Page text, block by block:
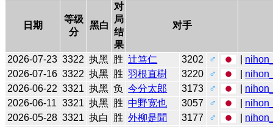
日期
等级
分
黑白
对
局
结
果
对手
2026-07-23 3322 执黑 胜 辻笃仁 3202 ♂
2026-07-16 3322 执黑 胜 羽根直樹 3220 ♂
2026-06-22 3321 执黑 负 今分太郎 3173 ♂
2026-06-11 3321 执黑 胜 中野宽也 3057 ♂
2026-05-28 3321 执白 胜 外柳是聞 3177 ♂